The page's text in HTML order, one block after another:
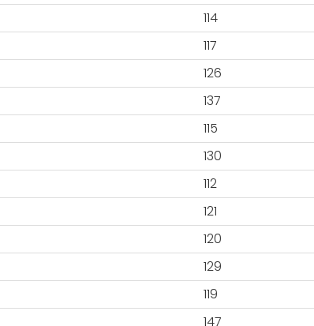
114
117
126
137
115
130
112
121
120
129
119
147